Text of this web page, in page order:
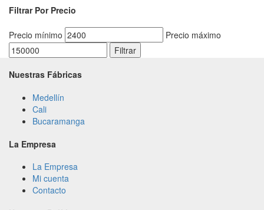
Filtrar Por Precio
Precio mínimo
Precio máximo
Filtrar
Nuestras Fábricas
Medellín
Cali
Bucaramanga
La Empresa
La Empresa
Mi cuenta
Contacto